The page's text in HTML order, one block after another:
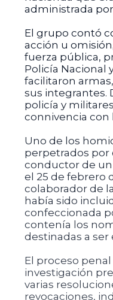
administrada
El grupo contó
acción u
fuerza pública,
Policía Nacional
facilitaron
sus integrantes.
policía y
connivencia con
Uno de los
perpetrados por
conductor de un
el 25 de febrero
colaborador de
había sido
confeccionada
contenía los
destinadas a ser
El proceso
investigación
varias
revocaciones,